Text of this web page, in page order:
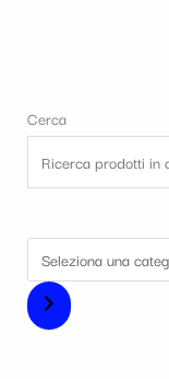
Cerca